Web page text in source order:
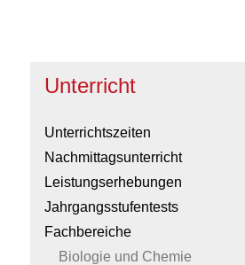
Unterricht
Unterrichtszeiten
Nachmittagsunterricht
Leistungserhebungen
Jahrgangsstufentests
Fachbereiche
Biologie und Chemie